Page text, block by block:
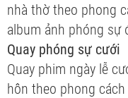
nhà thờ theo phong
album ảnh phóng sự
Quay phóng sự cưới
Quay phim ngày lễ
hôn theo phong